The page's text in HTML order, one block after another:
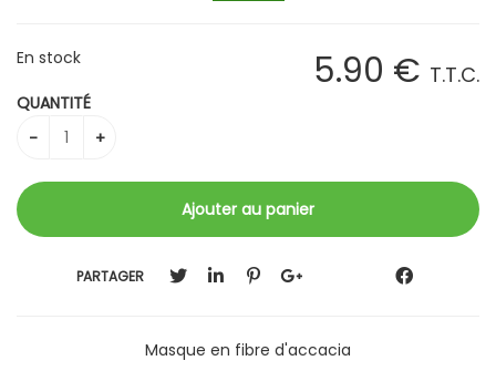
5.90 € T.T.C.
En stock
QUANTITÉ
PARTAGER
Masque en fibre d'accacia